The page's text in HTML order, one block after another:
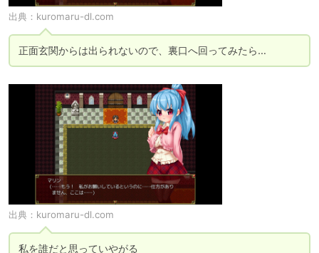
出典： kuromaru-dl.com
正面玄関からは出られないので、裏口へ回ってみたら…
出典： kuromaru-dl.com
私を誰だと思っていやがる